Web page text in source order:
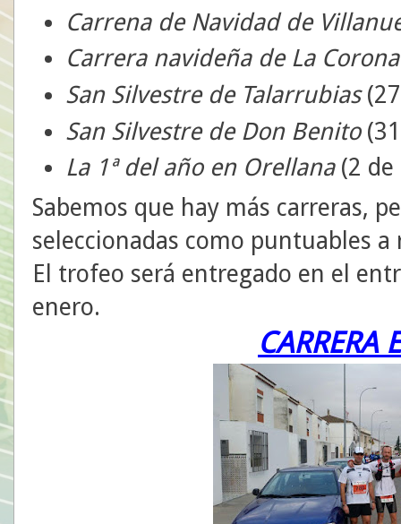
Carrena de Navidad de
Carrera navideña de La
San Silvestre de Talarrubias
San Silvestre de Don Benito
La 1ª del año en Orellana(2 de
Sabemos que hay más carreras,
seleccionadas como puntuables
El trofeo será entregado en el
enero.
CARRERA